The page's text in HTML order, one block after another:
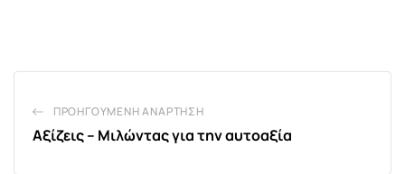
ΠΡΟΗΓΟΎΜΕΝΗ ΑΝΆΡΤΗΣΗ
Αξίζεις – Μιλώντας για την αυτοαξία